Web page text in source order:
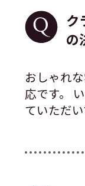
ク
の
おしゃれ
応です。
ていただ